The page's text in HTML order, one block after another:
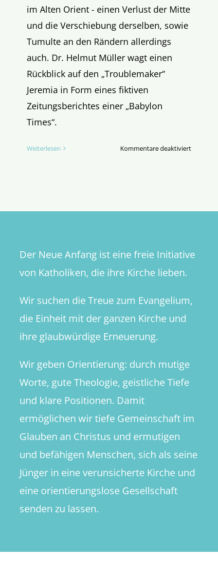
im Alten Orient - einen Verlust der Mitte
und die Verschiebung derselben, sowie
Tumulte an den Rändern allerdings
auch. Dr. Helmut Müller wagt einen
Rückblick auf den „Troublemaker“
Jeremia in Form eines fiktiven
Zeitungsberichtes einer „Babylon
Times“.
Weiterlesen Kommentare deaktiviertfür
Der Neue Anfang ist eine freie Initiative
von Katholiken, die ihre Kirche lieben.
Wir suchen die Treue zum Evangelium,
die Einheit mit der ganzen Kirche und
ihre glaubwürdige Erneuerung.
Wir geben Orientierung: durch mutige
Worte, gute Theologie, geistliche Tiefe
und klare Positionen. Damit
ermöglichen wir tiefe Gemeinschaft im
Glauben an Christus und ermutigen
und befähigen Menschen, sich als seine
Jünger in eine verunsicherte Kirche und
eine orientierungslose Gesellschaft
senden zu lassen.